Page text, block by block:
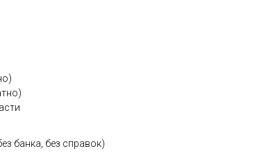
банка, без справок)